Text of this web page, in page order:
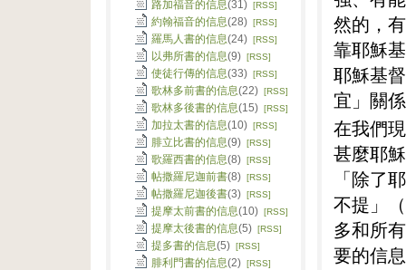
然的，
靠耶穌
耶穌基
宜」關
在我們
甚麼耶
「除了
不提」
多和所
要的信
路加福音的信息(31) [RSS]
約翰福音的信息(28) [RSS]
羅馬人書的信息(24) [RSS]
以弗所書的信息(9) [RSS]
使徒行傳的信息(33) [RSS]
歌林多前書的信息(22) [RSS]
歌林多後書的信息(15) [RSS]
加拉太書的信息(10) [RSS]
腓立比書的信息(9) [RSS]
歌羅西書的信息(8) [RSS]
帖撒羅尼迦前書(8) [RSS]
帖撒羅尼迦後書(3) [RSS]
提摩太前書的信息(10) [RSS]
提摩太後書的信息(5) [RSS]
提多書的信息(5) [RSS]
腓利門書的信息(2) [RSS]